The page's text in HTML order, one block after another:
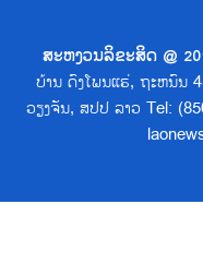
ສະຫງວນລິຂະສິດ @
ບ້ານ ດົງໂພນແຮ່, ຖະຫນົນ
ວຽງຈັນ, ສປປ ລາວ Tel: